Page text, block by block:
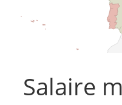
Salaire